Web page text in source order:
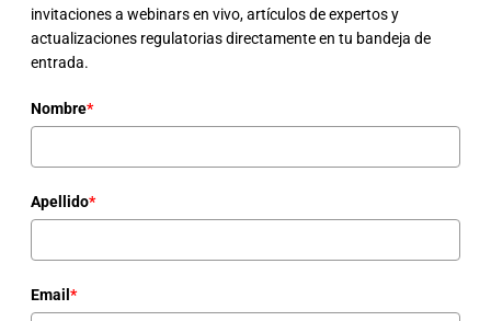
invitaciones a webinars en vivo, artículos de expertos y
actualizaciones regulatorias directamente en tu bandeja de
entrada.
Nombre*
Apellido*
Email *